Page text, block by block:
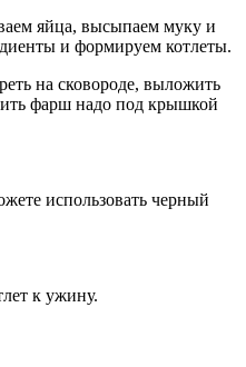
яйца, высыпаем муку и
и формируем котлеты.
на сковороде, выложить
фарш надо под крышкой
использовать черный
к ужину.